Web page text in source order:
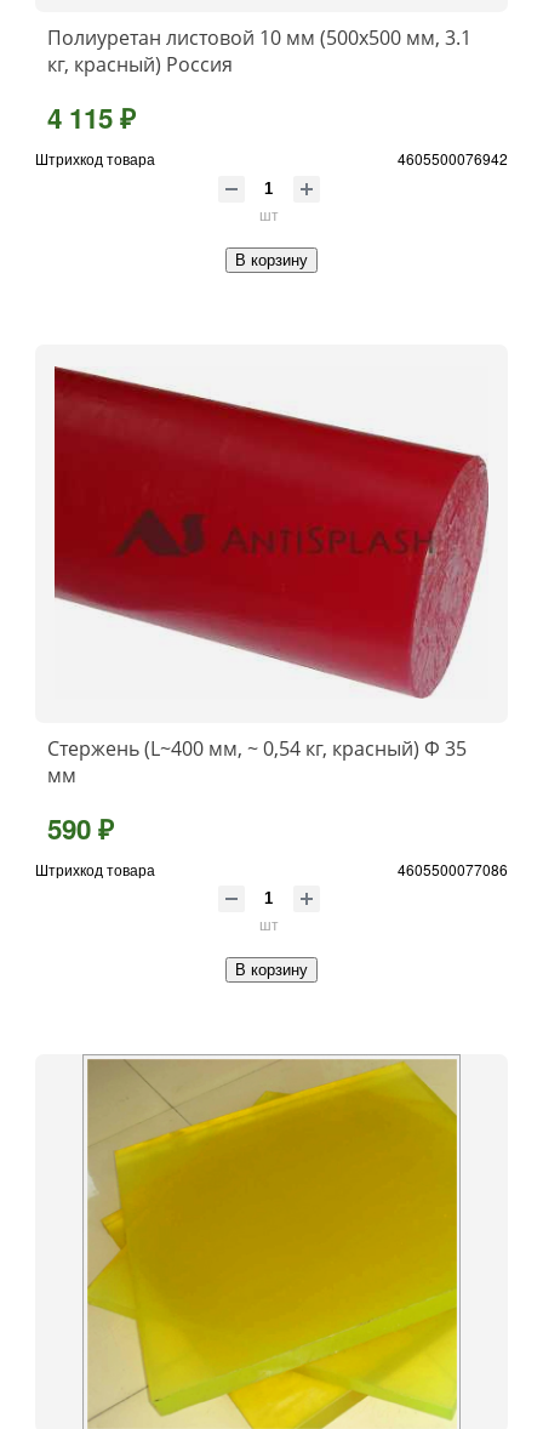
Полиуретан листовой 10 мм (500х500 мм, 3.1
кг, красный) Россия
4 115 ₽
Штрихкод товара 4605500076942
шт
В корзину
Стержень (L~400 мм, ~ 0,54 кг, красный) Ф 35
мм
590 ₽
Штрихкод товара 4605500077086
шт
В корзину